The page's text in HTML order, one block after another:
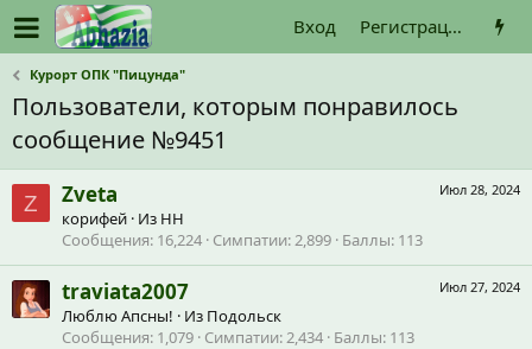
Вход Регистрация
Курорт ОПК "Пицунда"
Пользователи, которым понравилось
сообщение №9451
Z
Июл 28, 2024
Zveta
корифей · Из НН
Сообщения 16,224 Симпатии 2,899 Баллы 113
Июл 27, 2024
traviata2007
Люблю Апсны! · Из Подольск
Сообщения 1,079 Симпатии 2,434 Баллы 113